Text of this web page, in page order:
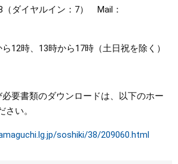
（ダイヤルイン：7） Mail：
12時、13時から17時（土日祝を除く）
要書類のダウンロードは、以下のホー
い。
soshiki/38/209060.html